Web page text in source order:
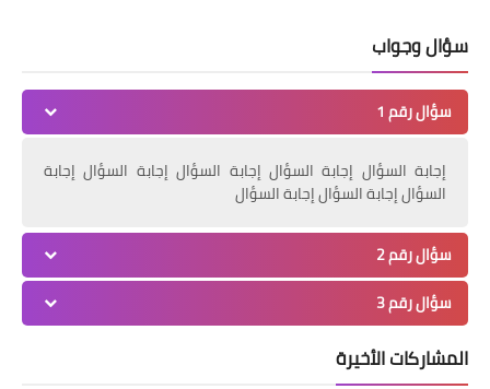
سؤال وجواب
سؤال رقم 1
إجابة السؤال إجابة السؤال إجابة السؤال إجابة السؤال إجابة
السؤال إجابة السؤال إجابة السؤال
سؤال رقم 2
سؤال رقم 3
المشاركات الأخيرة